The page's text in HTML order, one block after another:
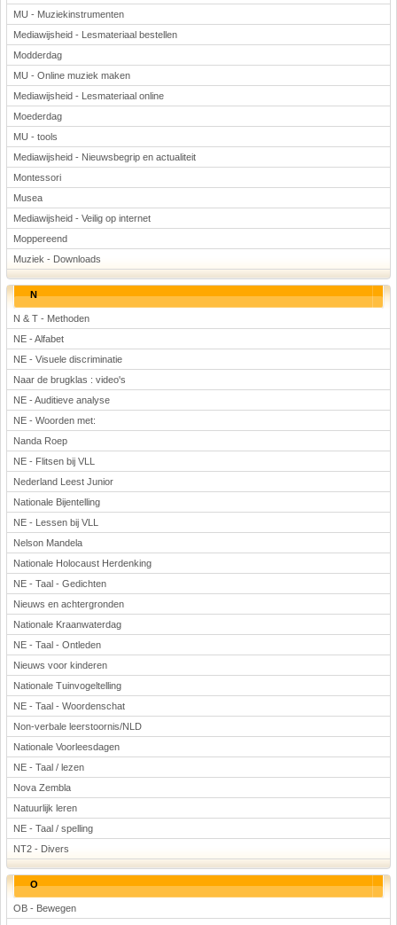
MU - Muziekinstrumenten
Mediawijsheid - Lesmateriaal bestellen
Modderdag
MU - Online muziek maken
Mediawijsheid - Lesmateriaal online
Moederdag
MU - tools
Mediawijsheid - Nieuwsbegrip en actualiteit
Montessori
Musea
Mediawijsheid - Veilig op internet
Moppereend
Muziek - Downloads
N
N & T - Methoden
NE - Alfabet
NE - Visuele discriminatie
Naar de brugklas : video's
NE - Auditieve analyse
NE - Woorden met:
Nanda Roep
NE - Flitsen bij VLL
Nederland Leest Junior
Nationale Bijentelling
NE - Lessen bij VLL
Nelson Mandela
Nationale Holocaust Herdenking
NE - Taal - Gedichten
Nieuws en achtergronden
Nationale Kraanwaterdag
NE - Taal - Ontleden
Nieuws voor kinderen
Nationale Tuinvogeltelling
NE - Taal - Woordenschat
Non-verbale leerstoornis/NLD
Nationale Voorleesdagen
NE - Taal / lezen
Nova Zembla
Natuurlijk leren
NE - Taal / spelling
NT2 - Divers
O
OB - Bewegen